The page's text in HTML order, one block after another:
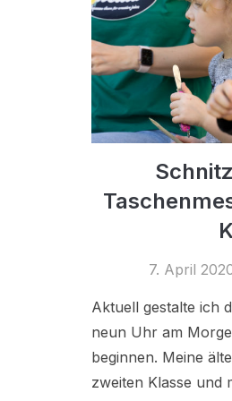
7. April
Aktuell gestalte ich
neun Uhr am
beginnen. Meine
zweiten Klasse und